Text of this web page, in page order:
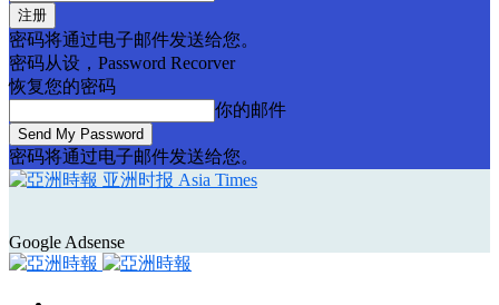
密码将通过电子邮件发送给您。
密码从设，Password Recorver
恢复您的密码
你的邮件
密码将通过电子邮件发送给您。
亚洲时报 Asia Times
Google Adsense